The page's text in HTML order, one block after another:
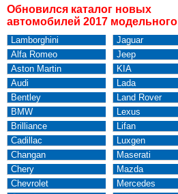
Обновился каталог новых
автомобилей 2017 модельного
Lamborghini
Alfa Romeo
Aston Martin
Audi
Bentley
BMW
Brilliance
Cadillac
Changan
Chery
Chevrolet
Jaguar
Jeep
KIA
Lada
Land Rover
Lexus
Lifan
Luxgen
Maserati
Mazda
Mercedes